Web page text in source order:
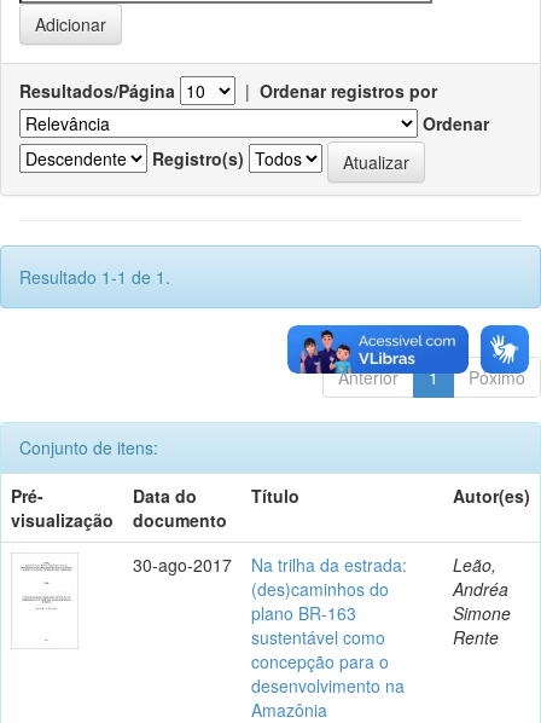
Resultados/Página | Ordenar registros por
Ordenar
Registro(s)
Resultado 1-1 de 1.
Anterior 1 Póximo
Conjunto de itens:
Pré-
visualização
Data do
documento
Título Autor(es)
30-ago-2017
Na trilha da estrada:
(des)caminhos do
plano BR-163
sustentável como
concepção para o
desenvolvimento na
Amazônia
Leão,
Andréa
Simone
Rente